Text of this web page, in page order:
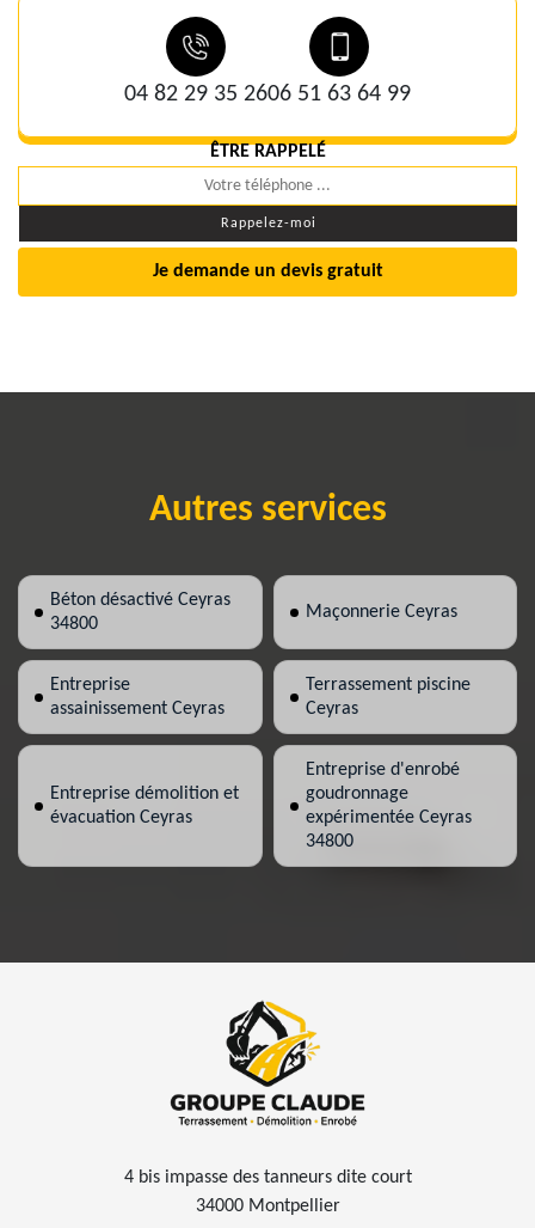
04 82 29 35 2606 51 63 64 99
ÊTRE RAPPELÉ
Je demande un devis gratuit
Autres services
Béton désactivé Ceyras
34800
Maçonnerie Ceyras
Entreprise
assainissement Ceyras
Terrassement piscine
Ceyras
Entreprise démolition et
évacuation Ceyras
Entreprise d'enrobé
goudronnage
expérimentée Ceyras
34800
4 bis impasse des tanneurs dite court
34000 Montpellier